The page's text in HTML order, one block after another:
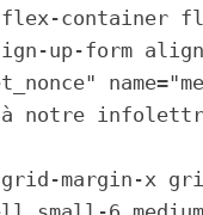
container
up-form
notre
margin-x